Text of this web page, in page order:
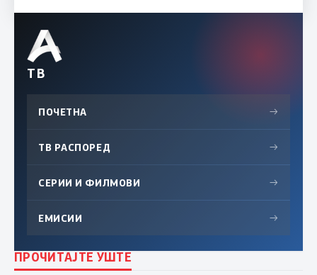
ТВ
ПОЧЕТНА →
ТВ РАСПОРЕД →
СЕРИИ И ФИЛМОВИ →
ЕМИСИИ →
ПРОЧИТАЈТЕ УШТЕ